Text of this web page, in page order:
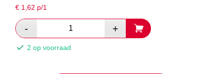
€ 1,62 p/1
2 op voorraad